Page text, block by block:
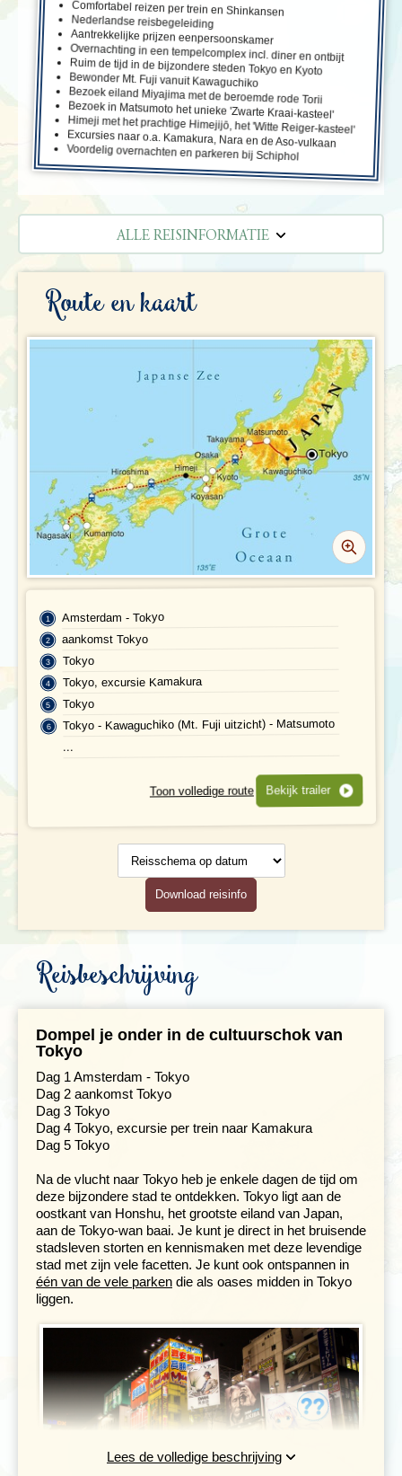
Comfortabel reizen per trein en Shinkansen
Nederlandse reisbegeleiding
Aantrekkelijke prijzen eenpersoonskamer
Overnachting in een tempelcomplex incl. diner en ontbijt
Ruim de tijd in de bijzondere steden Tokyo en Kyoto
Bewonder Mt. Fuji vanuit Kawaguchiko
Bezoek eiland Miyajima met de beroemde rode Torii
Bezoek in Matsumoto het unieke 'Zwarte Kraai-kasteel'
Himeji met het prachtige Himejijō, het 'Witte Reiger-kasteel'
Excursies naar o.a. Kamakura, Nara en de Aso-vulkaan
Voordelig overnachten en parkeren bij Schiphol
ALLE REISINFORMATIE
REISBESCHRIJVING
VERTREKDATA/PRIJS
REVIEWS
PRAKTISCHE INFORMATIE
Accommodatie
Vliegreis
Vervoer
Excursies
Reisdocumenten
Reisbegeleiding en gidsen
FOTO'S EN VIDEO
REIS BOEKEN
Route en kaart
Amsterdam - Tokyo
aankomst Tokyo
Tokyo
Tokyo, excursie Kamakura
Tokyo
Tokyo - Kawaguchiko (Mt. Fuji uitzicht) - Matsumoto
...
Toon volledige route Bekijk trailer
op datum
Download reisinfo
Reisbeschrijving
Dompel je onder in de cultuurschok van
Tokyo
Dag 1 Amsterdam - Tokyo
Dag 2 aankomst Tokyo
Dag 3 Tokyo
Dag 4 Tokyo, excursie per trein naar Kamakura
Dag 5 Tokyo
Na de vlucht naar Tokyo heb je enkele dagen de tijd om
deze bijzondere stad te ontdekken. Tokyo ligt aan de
oostkant van Honshu, het grootste eiland van Japan,
aan de Tokyo-wan baai. Je kunt je direct in het bruisende
stadsleven storten en kennismaken met deze levendige
stad met zijn vele facetten. Je kunt ook ontspannen in
één van de vele parken die als oases midden in Tokyo
liggen.
Lees de volledige beschrijving